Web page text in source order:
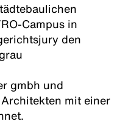
Campus in
den
gmbh und
mit einer